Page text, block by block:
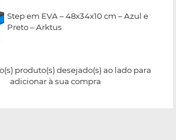
Step em EVA – 48x34x10 cm – Azul e
Preto – Arktus
produto(s) desejado(s) ao lado para
adicionar à sua compra